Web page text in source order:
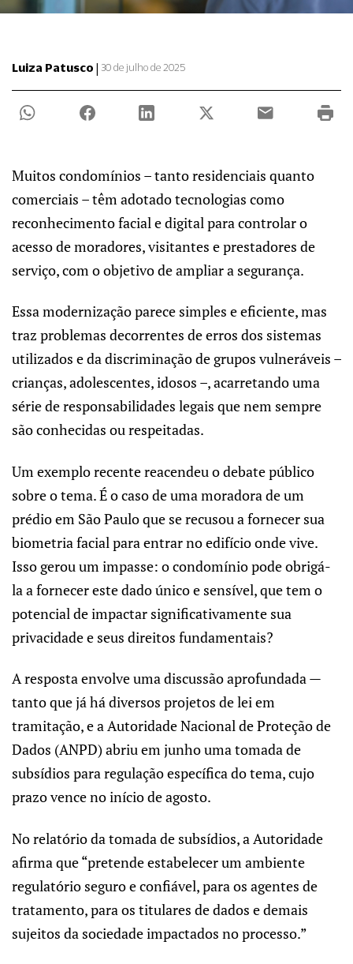
Luiza Patusco | 30 de julho de 2025
Muitos condomínios – tanto residenciais quanto
comerciais – têm adotado tecnologias como
reconhecimento facial e digital para controlar o
acesso de moradores, visitantes e prestadores de
serviço, com o objetivo de ampliar a segurança.
Essa modernização parece simples e eficiente, mas
traz problemas decorrentes de erros dos sistemas
utilizados e da discriminação de grupos vulneráveis –
crianças, adolescentes, idosos –, acarretando uma
série de responsabilidades legais que nem sempre
são conhecidas ou respeitadas.
Um exemplo recente reacendeu o debate público
sobre o tema. É o caso de uma moradora de um
prédio em São Paulo que se recusou a fornecer sua
biometria facial para entrar no edifício onde vive.
Isso gerou um impasse: o condomínio pode obrigá-
la a fornecer este dado único e sensível, que tem o
potencial de impactar significativamente sua
privacidade e seus direitos fundamentais?
A resposta envolve uma discussão aprofundada —
tanto que já há diversos projetos de lei em
tramitação, e a Autoridade Nacional de Proteção de
Dados (ANPD) abriu em junho uma tomada de
subsídios para regulação específica do tema, cujo
prazo vence no início de agosto.
No relatório da tomada de subsídios, a Autoridade
afirma que “pretende estabelecer um ambiente
regulatório seguro e confiável, para os agentes de
tratamento, para os titulares de dados e demais
sujeitos da sociedade impactados no processo.”